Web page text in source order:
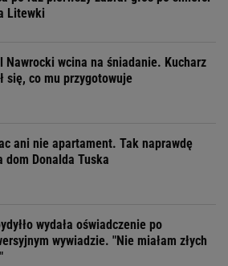
Litewki
Nawrocki wcina na śniadanie. Kucharz
się, co mu przygotowuje
ani nie apartament. Tak naprawdę
dom Donalda Tuska
wydała oświadczenie po
wywiadzie. "Nie miałam złych